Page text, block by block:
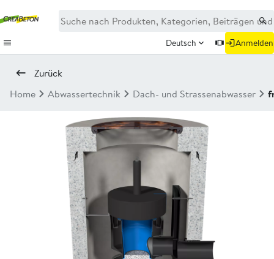
Deutsch Anmelden
Zurück
Home
Abwassertechnik Dach- und Strassenabwasser